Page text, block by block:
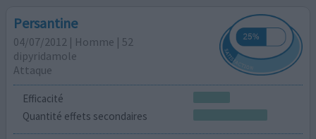
Persantine
04/07/2012 | Homme | 52
dipyridamole
Attaque
Efficacité
Quantité effets secondaires